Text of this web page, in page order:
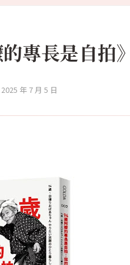
的專長是自拍
2025 年 7 月 5 日